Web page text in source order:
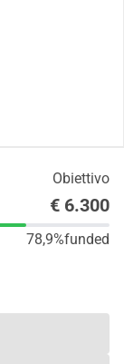
Obiettivo
€ 6.300
78,9%funded